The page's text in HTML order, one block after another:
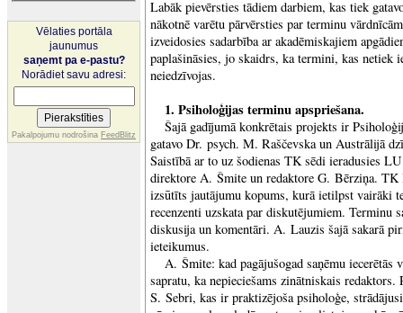
Vēlaties portāla
jaunumus
saņemt pa e-pastu?
Norādiet savu adresi:
Pakalpojumu nodrošina FeedBlitz
Labāk pievērsties tādiem darbiem, kas tiek
nākotnē varētu pārvērsties par terminu
izveidosies sadarbība ar akadēmiskajiem
paplašināsies, jo skaidrs, ka termini, kas netiek
neiedzīvojas.
1. Psiholoģijas terminu apspriešana.
Šajā gadījumā konkrētais projekts ir
gatavo Dr. psych. M. Raščevska un Austrālijā
Saistībā ar to uz šodienas TK sēdi ieradusies
direktore A. Šmite un redaktore G. Bērziņa. TK
izsūtīts jautājumu kopums, kurā ietilpst vairāki
recenzenti uzskata par diskutējumiem. Terminu
diskusija un komentāri. A. Lauzis šajā sakarā
ieteikumus.
A. Šmite: kad pagājušogad saņēmu iecerētās
sapratu, ka nepieciešams zinātniskais
S. Sebri, kas ir praktizējoša psiholoģe,